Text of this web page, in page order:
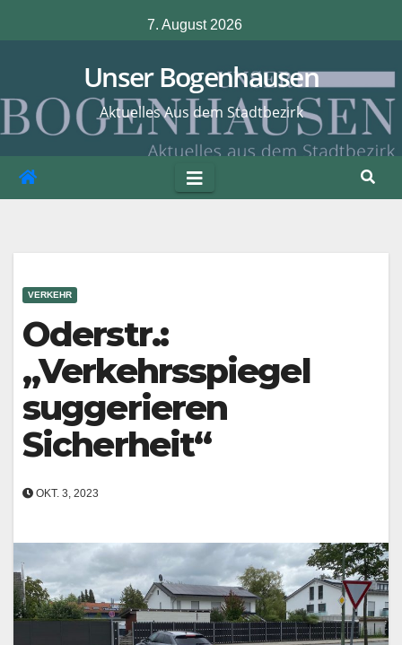
Inhalt
7. August 2026
Unser Bogenhausen
Aktuelles Aus dem Stadtbezirk
VERKEHR
Oderstr.:
„Verkehrsspiegel
suggerieren
Sicherheit“
OKT. 3, 2023